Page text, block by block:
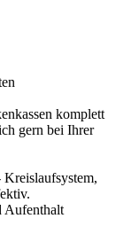
komplett
gern bei Ihrer
Aufenthalt